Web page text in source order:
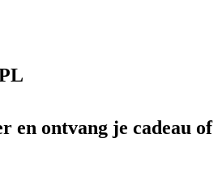
en ontvang je cadeau of